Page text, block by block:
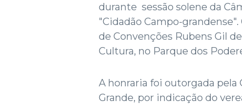
durante sessão solene da
"Cidadão Campo-
de Convenções Rubens Gil
Cultura, no Parque dos
A honraria foi outorgada pela
Grande, por indicação do